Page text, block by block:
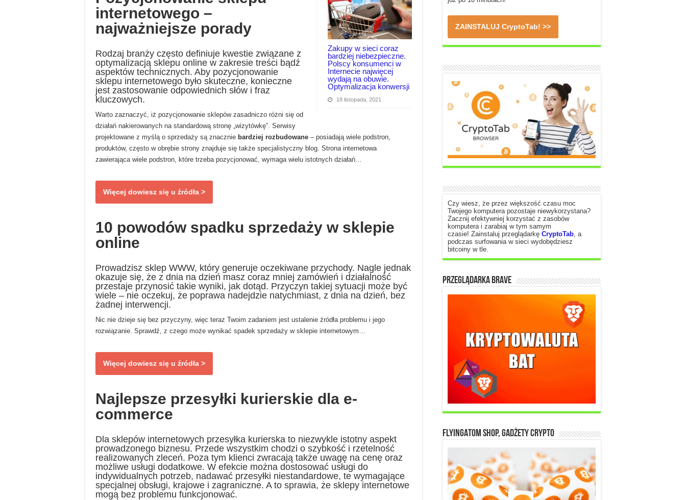
Zakupy w sieci coraz
bardziej niebezpieczne.
Polscy konsumenci w
Internecie najwięcej
wydają na obuwie.
Optymalizacja konwersji
18 listopada, 2021
internetowego –
najważniejsze porady
Rodzaj branży często definiuje kwestie związane z
optymalizacją sklepu online w zakresie treści bądź
aspektów technicznych. Aby pozycjonowanie
sklepu internetowego było skuteczne, konieczne
jest zastosowanie odpowiednich słów i fraz
kluczowych.
Warto zaznaczyć, iż pozycjonowanie sklepów zasadniczo różni się od
działań nakierowanych na standardową stronę „wizytówkę”. Serwisy
projektowane z myślą o sprzedaży są znacznie bardziej rozbudowane – posiadają wiele podstron,
produktów, często w obrębie strony znajduje się także specjalistyczny blog. Strona internetowa
zawierająca wiele podstron, które trzeba pozycjonować, wymaga wielu istotnych działań…
Więcej dowiesz się u źródła >
10 powodów spadku sprzedaży w sklepie
online
Prowadzisz sklep WWW, który generuje oczekiwane przychody. Nagle jednak
okazuje się, że z dnia na dzień masz coraz mniej zamówień i działalność
przestaje przynosić takie wyniki, jak dotąd. Przyczyn takiej sytuacji może być
wiele – nie oczekuj, że poprawa nadejdzie natychmiast, z dnia na dzień, bez
żadnej interwencji.
Nic nie dzieje się bez przyczyny, więc teraz Twoim zadaniem jest ustalenie źródła problemu i jego
rozwiązanie. Sprawdź, z czego może wynikać spadek sprzedaży w sklepie internetowym…
Więcej dowiesz się u źródła >
Najlepsze przesyłki kurierskie dla e-
commerce
Dla sklepów internetowych przesyłka kurierska to niezwykle istotny aspekt
prowadzonego biznesu. Przede wszystkim chodzi o szybkość i rzetelność
realizowanych zleceń. Poza tym klienci zwracają także uwagę na cenę oraz
możliwe usługi dodatkowe. W efekcie można dostosować usługi do
indywidualnych potrzeb, nadawać przesyłki niestandardowe, te wymagające
specjalnej obsługi, krajowe i zagraniczne. A to sprawia, że sklepy internetowe
mogą bez problemu funkcjonować.
ZAINSTALUJ CryptoTab! >>
Czy wiesz, że przez większość czasu moc
Twojego komputera pozostaje niewykorzystana?
Zacznij efektywniej korzystać z zasobów
komputera i zarabiaj w tym samym
czasie! Zainstaluj przeglądarkę CryptoTab, a
podczas surfowania w sieci wydobędziesz
bitcoiny w tle.
PRZEGLĄDARKA BRAVE
FlyingAtom Shop, gadżety crypto